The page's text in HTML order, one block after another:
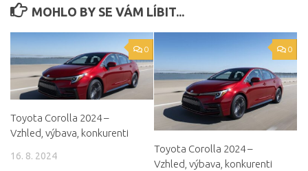
MOHLO BY SE VÁM LÍBIT...
0
Toyota Corolla 2024 –
Vzhled, výbava, konkurenti
16. 8. 2024
0
Toyota Corolla 2024 –
Vzhled, výbava, konkurenti